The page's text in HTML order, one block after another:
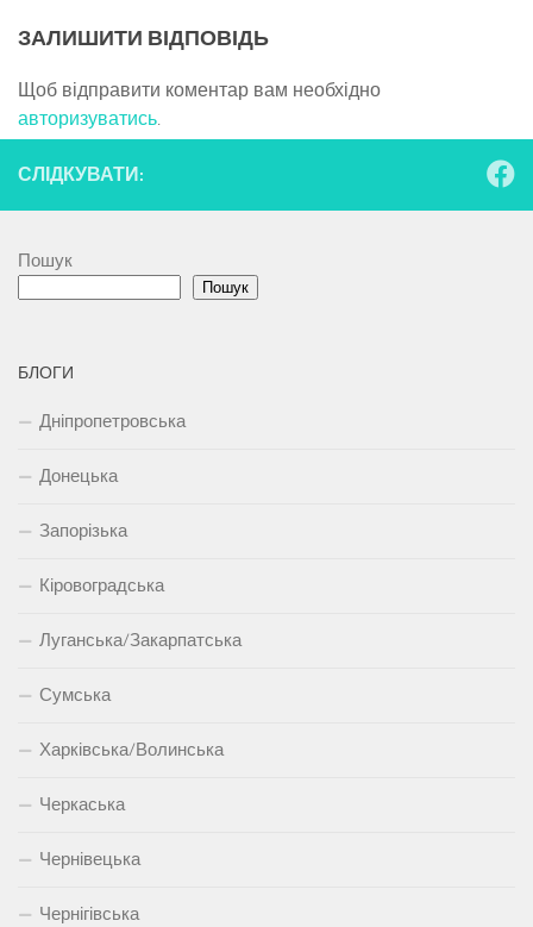
ЗАЛИШИТИ ВІДПОВІДЬ
Щоб відправити коментар вам необхідно
авторизуватись.
СЛІДКУВАТИ:
Пошук
Пошук
БЛОГИ
Дніпропетровська
Донецька
Запорізька
Кіровоградська
Луганська/Закарпатська
Сумська
Харківська/Волинська
Черкаська
Чернівецька
Чернігівська